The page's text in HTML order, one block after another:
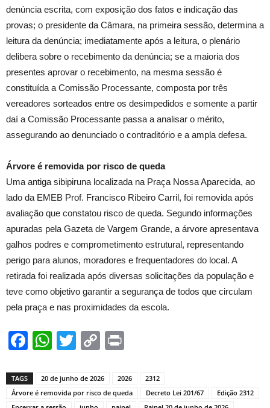
denúncia escrita, com exposição dos fatos e indicação das
provas; o presidente da Câmara, na primeira sessão, determina a
leitura da denúncia; imediatamente após a leitura, o plenário
delibera sobre o recebimento da denúncia; se a maioria dos
presentes aprovar o recebimento, na mesma sessão é
constituída a Comissão Processante, composta por três
vereadores sorteados entre os desimpedidos e somente a partir
daí a Comissão Processante passa a analisar o mérito,
assegurando ao denunciado o contraditório e a ampla defesa.
Árvore é removida por risco de queda
Uma antiga sibipiruna localizada na Praça Nossa Aparecida, ao
lado da EMEB Prof. Francisco Ribeiro Carril, foi removida após
avaliação que constatou risco de queda. Segundo informações
apuradas pela Gazeta de Vargem Grande, a árvore apresentava
galhos podres e comprometimento estrutural, representando
perigo para alunos, moradores e frequentadores do local. A
retirada foi realizada após diversas solicitações da população e
teve como objetivo garantir a segurança de todos que circulam
pela praça e nas proximidades da escola.
Facebook
WhatsApp
TwitterCopy
TAGS 20 de junho de 2026 2026
2312
Árvore é removida por risco de queda
Decreto Lei 201/67
Edição 2312